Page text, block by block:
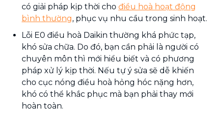
có giải pháp kịp thời cho điều hoà hoạt động
bình thường, phục vụ nhu cầu trong sinh hoạt.
Lỗi E0 điều hoà Daikin thường khá phức tạp,
khó sửa chữa. Do đó, bạn cần phải là người có
chuyên môn thì mới hiểu biết và có phương
pháp xử lý kịp thời. Nếu tự ý sửa sẽ dễ khiến
cho cục nóng điều hoà hỏng hóc nặng hơn,
khó có thể khắc phục mà bạn phải thay mới
hoàn toàn.